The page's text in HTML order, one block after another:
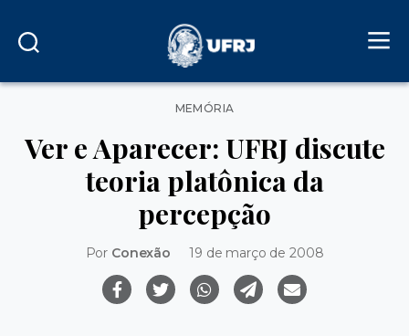
Categorias
MEMÓRIA
Ver e Aparecer: UFRJ discute
teoria platônica da
percepção
Por Conexão 19 de março de 2008